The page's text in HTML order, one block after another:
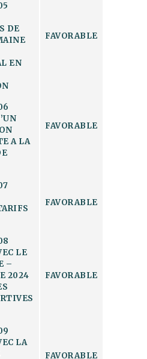
DE
EN
FAVORABLE
A LA
FAVORABLE
FAVORABLE
LE
–
2024
FAVORABLE
LA
FAVORABLE